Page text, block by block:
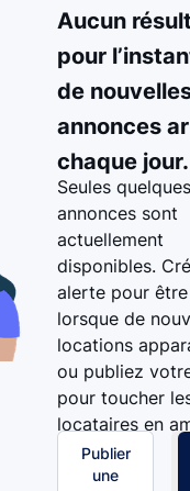
Aucun
pour
de
annonces
chaque jour.
Seules quelques
annonces sont
actuellement
disponibles.
alerte pour
lorsque de
locations
ou publiez
pour toucher
locataires en
Publier
une